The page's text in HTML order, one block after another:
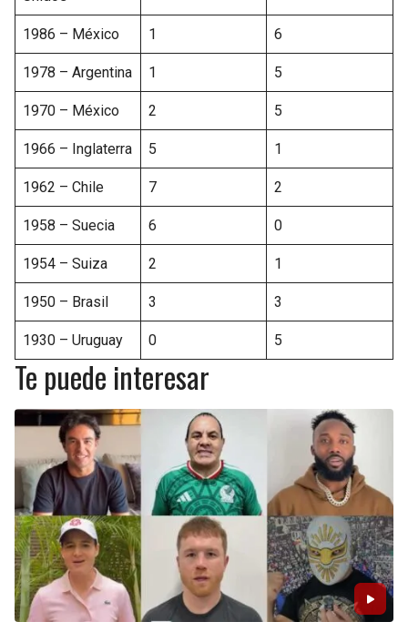
1986 – México 1 6
1978 – Argentina 1 5
1970 – México 2 5
1966 – Inglaterra 5 1
1962 – Chile 7 2
1958 – Suecia 6 0
1954 – Suiza 2 1
1950 – Brasil 3 3
1930 – Uruguay 0 5
Te puede interesar